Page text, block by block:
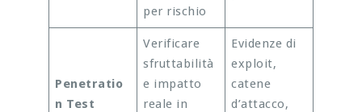
per rischio
Penetratio
n Test
Verificare
sfruttabilità
e impatto
reale in
Evidenze di
exploit,
catene
d’attacco,